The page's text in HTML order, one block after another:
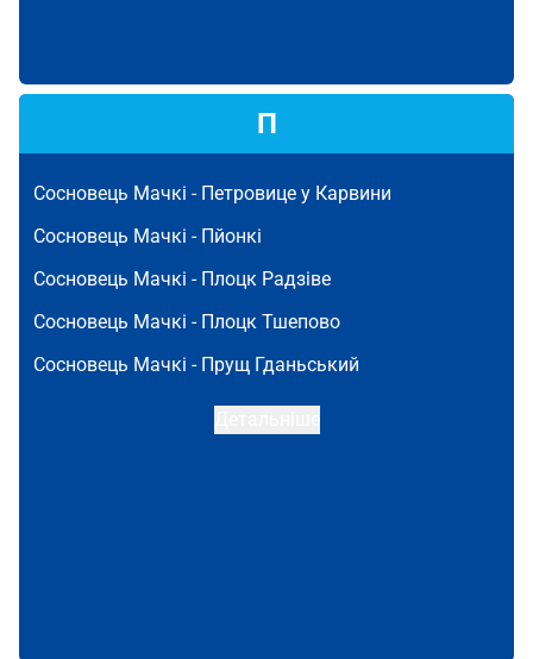
П
Сосновець Мачкі - Петровице у Карвини
Сосновець Мачкі - Пйонкі
Сосновець Мачкі - Плоцк Радзіве
Сосновець Мачкі - Плоцк Тшепово
Сосновець Мачкі - Прущ Гданьський